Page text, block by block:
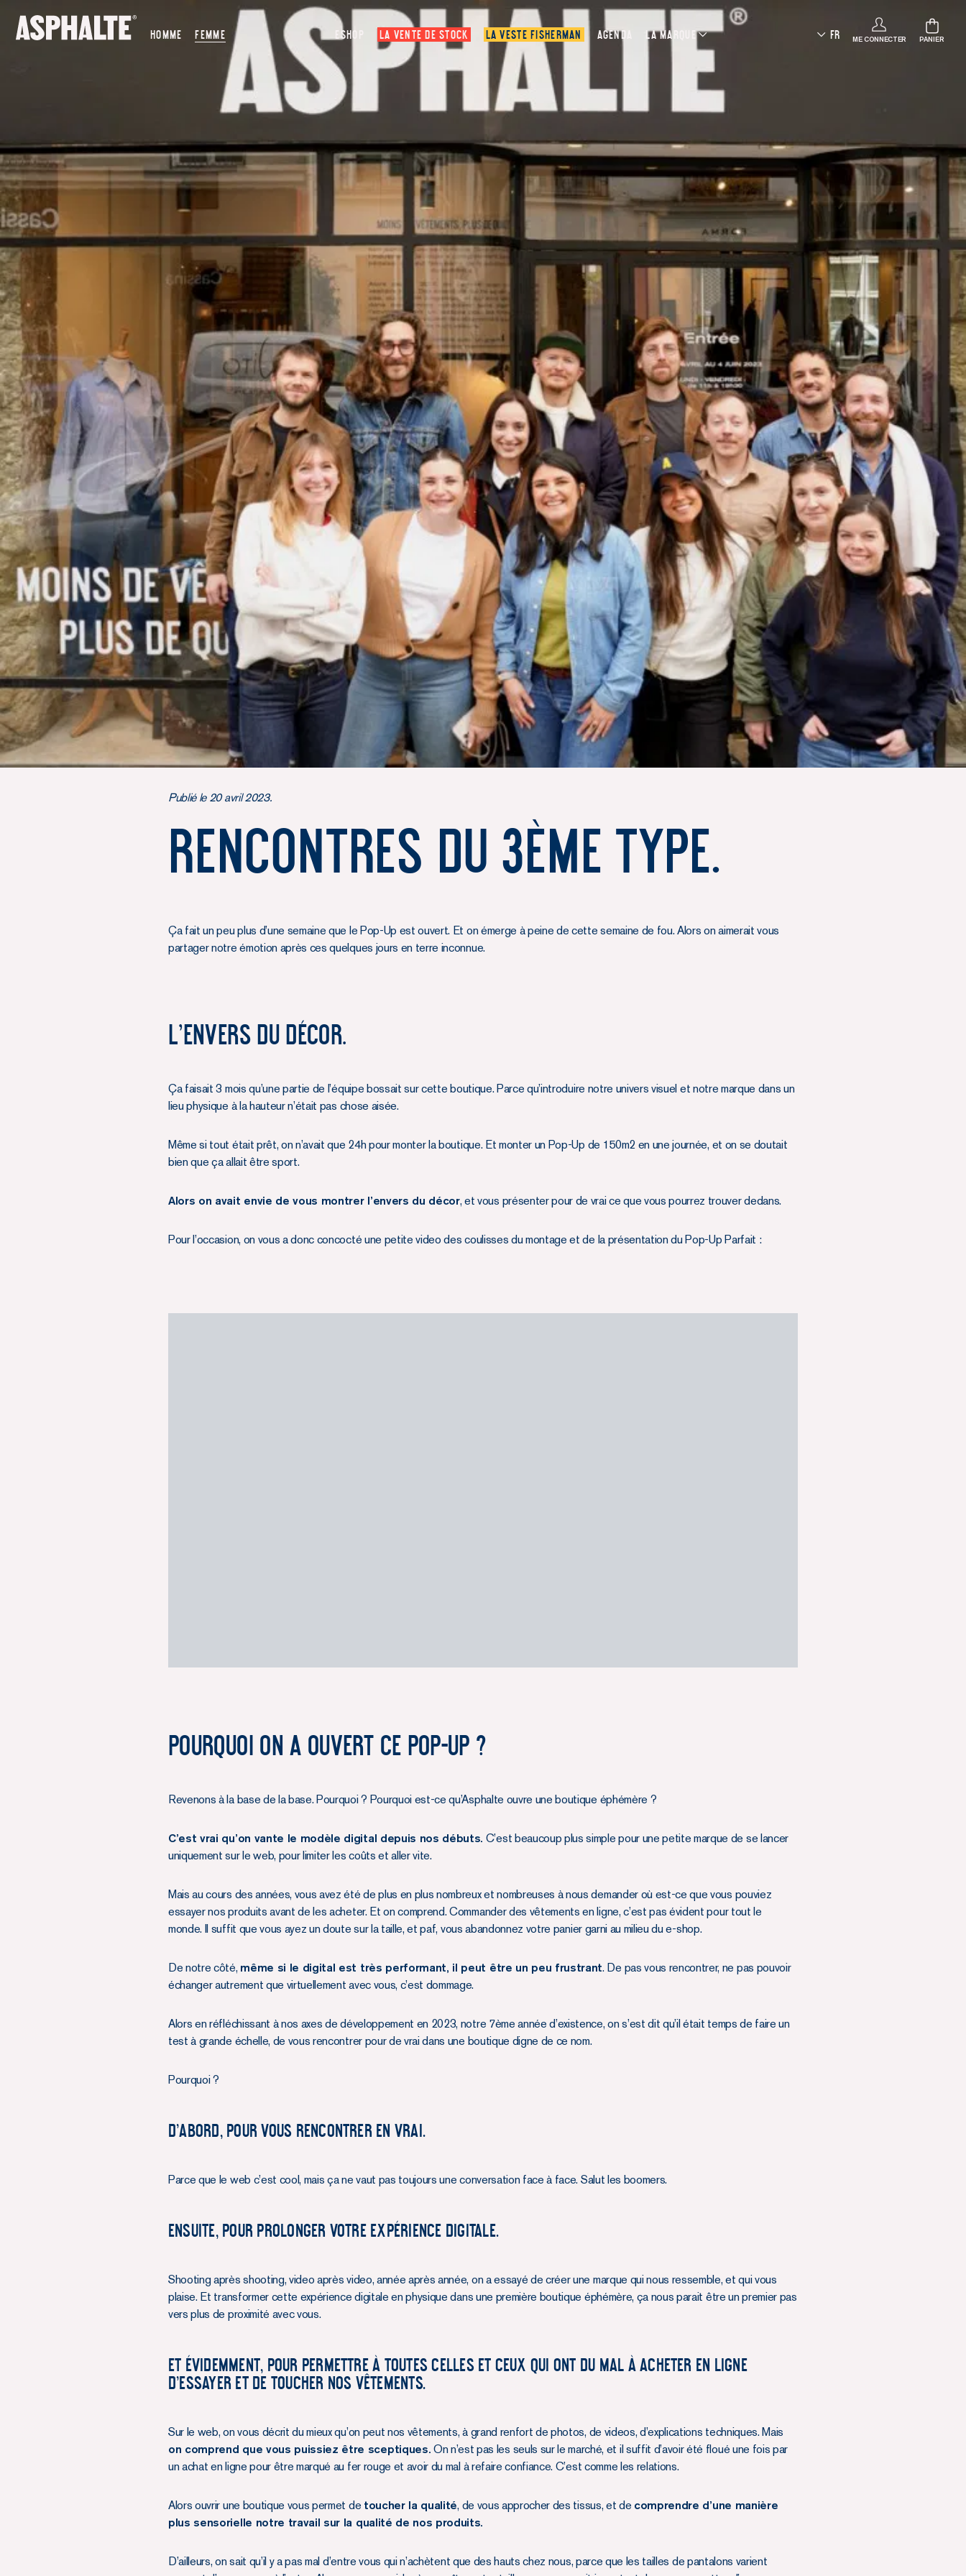
HOMME FEMME ESHOP LA VENTE DE STOCK LA VESTE FISHERMAN AGENDA LA MARQUE
NOTRE MISSION
FR ME CONNECTER PANIER
Publié le 20 avril 2023.
Rencontres du 3ème Type.
Ça fait un peu plus d’une semaine que le Pop-Up est ouvert. Et on émerge à peine de cette semaine de fou. Alors on aimerait vous
partager notre émotion après ces quelques jours en terre inconnue.
L’envers du décor.
Ça faisait 3 mois qu’une partie de l’équipe bossait sur cette boutique. Parce qu’introduire notre univers visuel et notre marque dans un
lieu physique à la hauteur n’était pas chose aisée.
Même si tout était prêt, on n’avait que 24h pour monter la boutique. Et monter un Pop-Up de 150m2 en une journée, et on se doutait
bien que ça allait être sport.
Alors on avait envie de vous montrer l’envers du décor, et vous présenter pour de vrai ce que vous pourrez trouver dedans.
Pour l’occasion, on vous a donc concocté une petite video des coulisses du montage et de la présentation du Pop-Up Parfait :
Pourquoi on a ouvert ce Pop-Up ?
Revenons à la base de la base. Pourquoi ? Pourquoi est-ce qu’Asphalte ouvre une boutique éphémère ?
C’est vrai qu’on vante le modèle digital depuis nos débuts. C’est beaucoup plus simple pour une petite marque de se lancer
uniquement sur le web, pour limiter les coûts et aller vite.
Mais au cours des années, vous avez été de plus en plus nombreux et nombreuses à nous demander où est-ce que vous pouviez
essayer nos produits avant de les acheter. Et on comprend. Commander des vêtements en ligne, c’est pas évident pour tout le
monde. Il suffit que vous ayez un doute sur la taille, et paf, vous abandonnez votre panier garni au milieu du e-shop.
De notre côté, même si le digital est très performant, il peut être un peu frustrant. De pas vous rencontrer, ne pas pouvoir
échanger autrement que virtuellement avec vous, c’est dommage.
Alors en réfléchissant à nos axes de développement en 2023, notre 7ème année d’existence, on s’est dit qu’il était temps de faire un
test à grande échelle, de vous rencontrer pour de vrai dans une boutique digne de ce nom.
Pourquoi ?
D’ABORD, POUR VOUS RENCONTRER EN VRAI.
Parce que le web c’est cool, mais ça ne vaut pas toujours une conversation face à face. Salut les boomers.
ENSUITE, POUR PROLONGER VOTRE EXPÉRIENCE DIGITALE.
Shooting après shooting, video après video, année après année, on a essayé de créer une marque qui nous ressemble, et qui vous
plaise. Et transformer cette expérience digitale en physique dans une première boutique éphémère, ça nous parait être un premier pas
vers plus de proximité avec vous.
ET ÉVIDEMMENT, POUR PERMETTRE À TOUTES CELLES ET CEUX QUI ONT DU MAL À ACHETER EN LIGNE
D’ESSAYER ET DE TOUCHER NOS VÊTEMENTS.
Sur le web, on vous décrit du mieux qu’on peut nos vêtements, à grand renfort de photos, de videos, d’explications techniques. Mais
on comprend que vous puissiez être sceptiques. On n’est pas les seuls sur le marché, et il suffit d’avoir été floué une fois par
un achat en ligne pour être marqué au fer rouge et avoir du mal à refaire confiance. C’est comme les relations.
Alors ouvrir une boutique vous permet de toucher la qualité, de vous approcher des tissus, et de comprendre d’une manière
plus sensorielle notre travail sur la qualité de nos produits.
D’ailleurs, on sait qu’il y a pas mal d’entre vous qui n’achètent que des hauts chez nous, parce que les tailles de pantalons varient